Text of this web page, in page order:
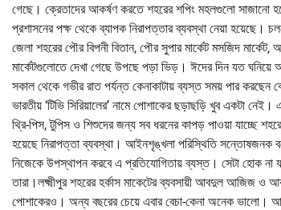
গেছে। ক্রেতাদের আকর্ষণ করতে শহরের শপিং মহলগুলো সাজানো
প্রশাসনের পক্ষ থেকে ব্যাপক নিরাপত্তার ব্যবস্থা নেয়া হয়েছে।
জেলা শহরের পৌর বিপনী বিতান, পৌর সুপার মার্কেট মসজিদ
মার্কেটগুলোতে দেখা গেছে উপছে পড়া ভিড়। ঈদের দিন যত
সকাল থেকে গভীর রাত পর্যন্ত কেনাকাটায় ব্যস্ত সময় পার করছেন
ভারতীয় ‘টিভি সিরিয়ালের’ নামে পোশাকের ছড়াছড়ি খুব একটা নেই।
থ্রি-পিস, টুপিস ও শিশুদের জন্য সব ধরনের কাপড় পাওয়া যাচ্ছে
হয়েছে নিরাপত্তা ব্যবস্থা। আইনশৃঙ্খলা পরিস্থিতি সন্তোষজনক
নিজেকে উপস্থাপন করবে এ প্রতিযোগিতায় ব্যস্ত। সেটা হোক না
তারা।লক্ষ্মীপুর শহরের হর্কাস মাকেটের ব্যবসায়ী আবদুল আজিজ
পোশাকেরও। অন্য বছরের চেয়ে এবার বেচা-কেনা অনেক ভালো।